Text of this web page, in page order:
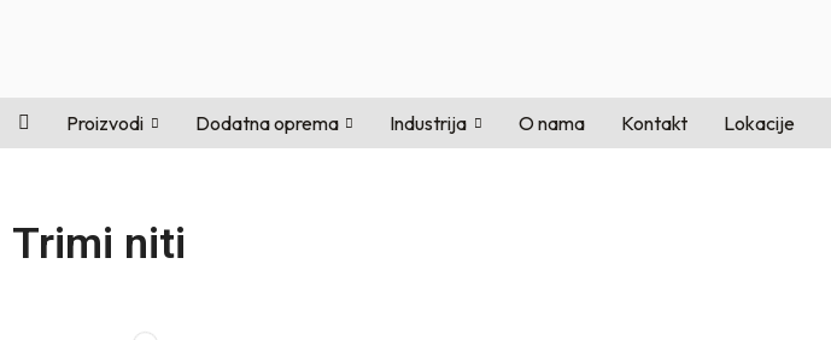
Proizvodi Dodatna oprema Industrija O nama Kontakt Lokacije
Trimi niti